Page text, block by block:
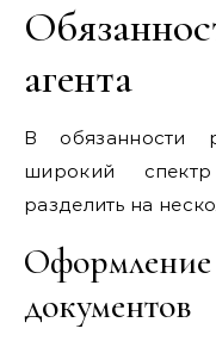
агента
В обязанности
широкий
разделить на
документов